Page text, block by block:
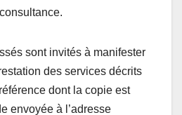
sont invités à manifester
des services décrits
dont la copie est
envoyée à l’adresse